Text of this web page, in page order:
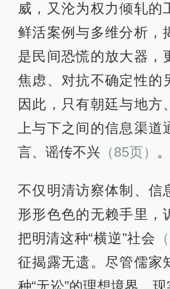
威，又沦为权力倾轧的
鲜活案例与多维分析，
是民间恐慌的放大器，
焦虑、对抗不确定性的
因此，只有朝廷与地方
上与下之间的信息渠道
言、谣传不兴 （85页） 。
不仅明清访察体制、信
形形色色的无赖手里，
把明清这种“横逆”社会
征揭露无遗。尽管儒家